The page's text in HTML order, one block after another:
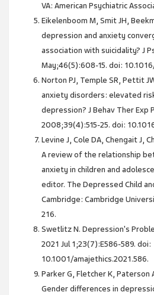
VA: American Psychiatric
Eikelenboom M, Smit JH,
depression and anxiety
association with suicidality? J
May;46(5):608-15. doi:
Norton PJ, Temple SR, Pettit
anxiety disorders: elevated
depression? J Behav Ther Exp
2008;39(4):515-25. doi:
Levine J, Cole DA, Chengait J,
A review of the relationship
anxiety in children and
editor. The Depressed Child
Cambridge: Cambridge
216.
Swetlitz N. Depression's
2021 Jul 1;23(7):E586-589. doi:
10.1001/amajethics.2021.586.
Parker G, Fletcher K, Paterson
Gender differences in